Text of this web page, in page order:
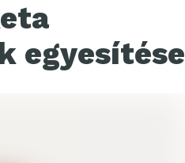
egyesítése